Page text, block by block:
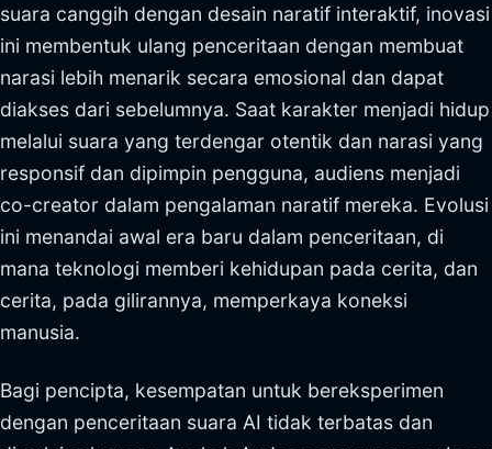
suara canggih dengan desain naratif interaktif, inovasi
ini membentuk ulang penceritaan dengan membuat
narasi lebih menarik secara emosional dan dapat
diakses dari sebelumnya. Saat karakter menjadi hidup
melalui suara yang terdengar otentik dan narasi yang
responsif dan dipimpin pengguna, audiens menjadi
co-creator dalam pengalaman naratif mereka. Evolusi
ini menandai awal era baru dalam penceritaan, di
mana teknologi memberi kehidupan pada cerita, dan
cerita, pada gilirannya, memperkaya koneksi
manusia.
Bagi pencipta, kesempatan untuk bereksperimen
dengan penceritaan suara AI tidak terbatas dan